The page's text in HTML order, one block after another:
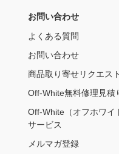
お問い合わせ
よくある質問
お問い合わせ
商品取り寄せリクエスト
Off-White無料修理見積
Off-White（オフホワイ
サービス
メルマガ登録